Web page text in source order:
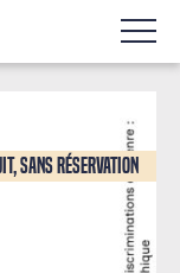
sans réservation